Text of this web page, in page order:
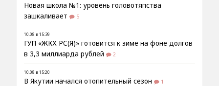
Новая школа №1: уровень головотяпства
зашкаливает
5
10.08 в 15:39
ГУП «ЖКХ РС(Я)» готовится к зиме на фоне долгов
в 3,3 миллиарда рублей
2
10.08 в 15:20
В Якутии начался отопительный сезон 1